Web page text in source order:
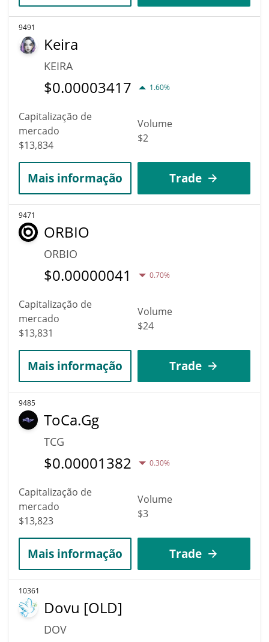
9491
Keira
KEIRA
$0.00003417 1.60%
Capitalização de
mercado
$13,834
Volume
$2
Mais informação Trade
9471
ORBIO
ORBIO
$0.00000041 0.70%
Capitalização de
mercado
$13,831
Volume
$24
Mais informação Trade
9485
ToCa.Gg
TCG
$0.00001382 0.30%
Capitalização de
mercado
$13,823
Volume
$3
Mais informação Trade
10361
Dovu [OLD]
DOV